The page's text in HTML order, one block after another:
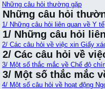
Những câu hỏi thường gặp
Những câu hỏi
1/ Những câu hỏi liên quan về Y
1/ Những câu hỏi
2/ Các câu hỏi về việc xin Giấy
2/ Các câu hỏi về
3/ Một số thắc mắc về Chế độ
3/ Một số thắc mắc
4/ Một số câu hỏi về hoạt động